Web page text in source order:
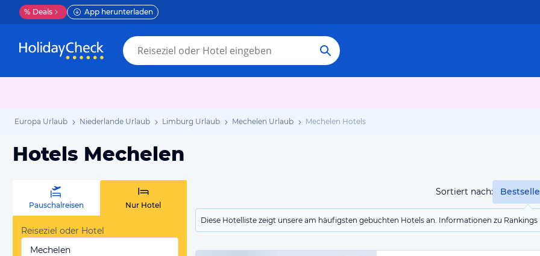
% Deals App herunterladen
Europa Urlaub Niederlande Urlaub Limburg Urlaub Mechelen Urlaub Mechelen Hotels
Hotels Mechelen
Sortiert nach:
Diese Hotelliste zeigt unsere am häufigsten gebuchten Hotels an. Informationen zu
Pauschalreisen Nur Hotel
Reiseziel oder Hotel
Mechelen